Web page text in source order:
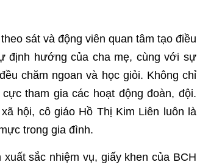
sát và động viên quan tâm tạo điều
định hướng của cha mẹ, cùng với sự
chăm ngoan và học giỏi. Không chỉ
tham gia các hoạt động đoàn, đội.
hội, cô giáo Hồ Thị Kim Liên luôn là
trong gia đình.
sắc nhiệm vụ, giấy khen của BCH